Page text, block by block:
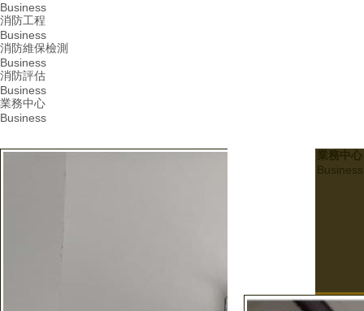
Business
消防工程
Business
消防維保檢測
Business
消防評估
Business
業務中心
Business
業務中心
Business